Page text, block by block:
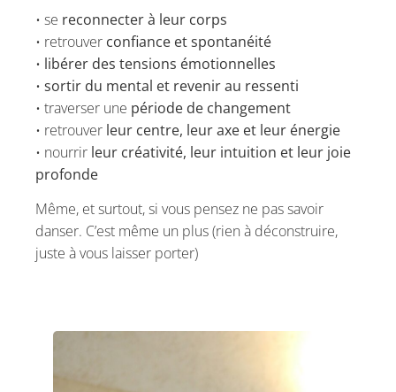
• se reconnecter à leur corps
• retrouver confiance et spontanéité
• libérer des tensions émotionnelles
• sortir du mental et revenir au ressenti
• traverser une période de changement
• retrouver leur centre, leur axe et leur énergie
• nourrir leur créativité, leur intuition et leur joie
profonde
Même, et surtout, si vous pensez ne pas savoir
danser. C’est même un plus (rien à déconstruire,
juste à vous laisser porter)